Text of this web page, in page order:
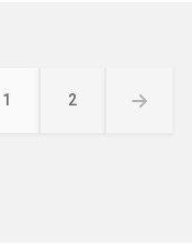
pagination
1
2